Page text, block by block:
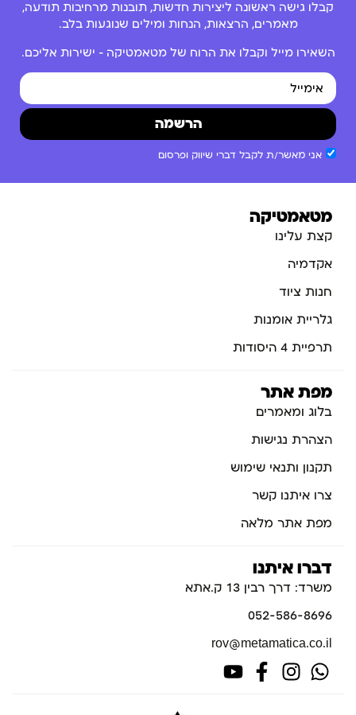
קבלו גישה ראשונה ליצירות חדשות, תובנות מרחיבות תודעה,
מאמרים, הרצאות, הנחות ומילים שנוגעות בלב.
השאירו מייל וקבלו את הרוח של מטאמטיקה – ישירות אליכם.
אני מאשר/ת לקבל דברי שיווק ופרסום
הרשמה
מטאמטיקה
קצת עלינו
אקדמיה
חנות ציוד
גלריית אומנות
תרפיית 4 היסודות
מפת אתר
בלוג ומאמרים
הצהרת נגישות
תקנון ותנאי שימוש
צרו איתנו קשר
מפת אתר מלאה
דברו איתנו
משרד: דרך רבין 13 ק.אתא
052-586-8696
rov@metamatica.co.il